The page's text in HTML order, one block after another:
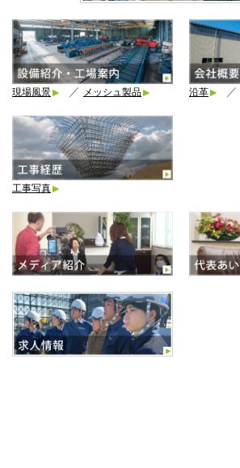
現場風景 ／ メッシュ製品 沿革 ／
工事写真